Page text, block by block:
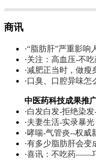
商讯
·“脂肪肝”严重影响
·关注：高血压-不
·减肥正当时，做瘦
·口臭、口腔异味怎
中医药科技成果推
·白发白发-拒绝染发
·夫妻生活-实录暴
·哮喘-气管炎--权威
·有多少脂肪肝会变
·喜讯：不吃药——